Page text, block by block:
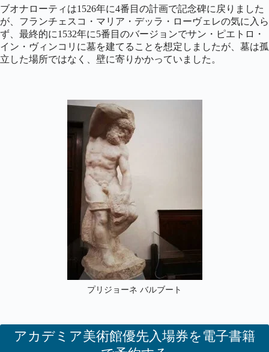
ブオナローティは1526年に4番目の計画で記念碑に戻りました
が、フランチェスコ・マリア・デッラ・ローヴェレの気に入ら
ず、最終的に1532年に5番目のバージョンでサン・ピエトロ・
イン・ヴィンコリに墓を建てることを想定しましたが、墓は孤
立した場所ではなく、壁に寄りかかっていました。
プリジョーネ バルブート
アカデミア美術館優先入場券を電子書籍